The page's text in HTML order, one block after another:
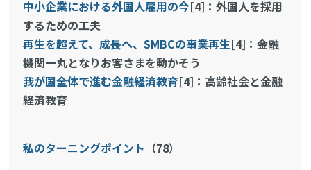
中小企業における外国人雇用の今[4]：外国人を採用
するための工夫
再生を超えて、成長へ、SMBCの事業再生[4]：金融
機関一丸となりお客さまを動かそう
我が国全体で進む金融経済教育[4]：高齢社会と金融
経済教育
私のターニングポイント （78）